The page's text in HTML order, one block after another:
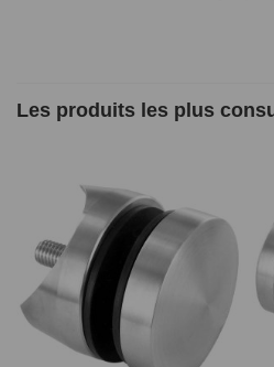
Les produits les plus